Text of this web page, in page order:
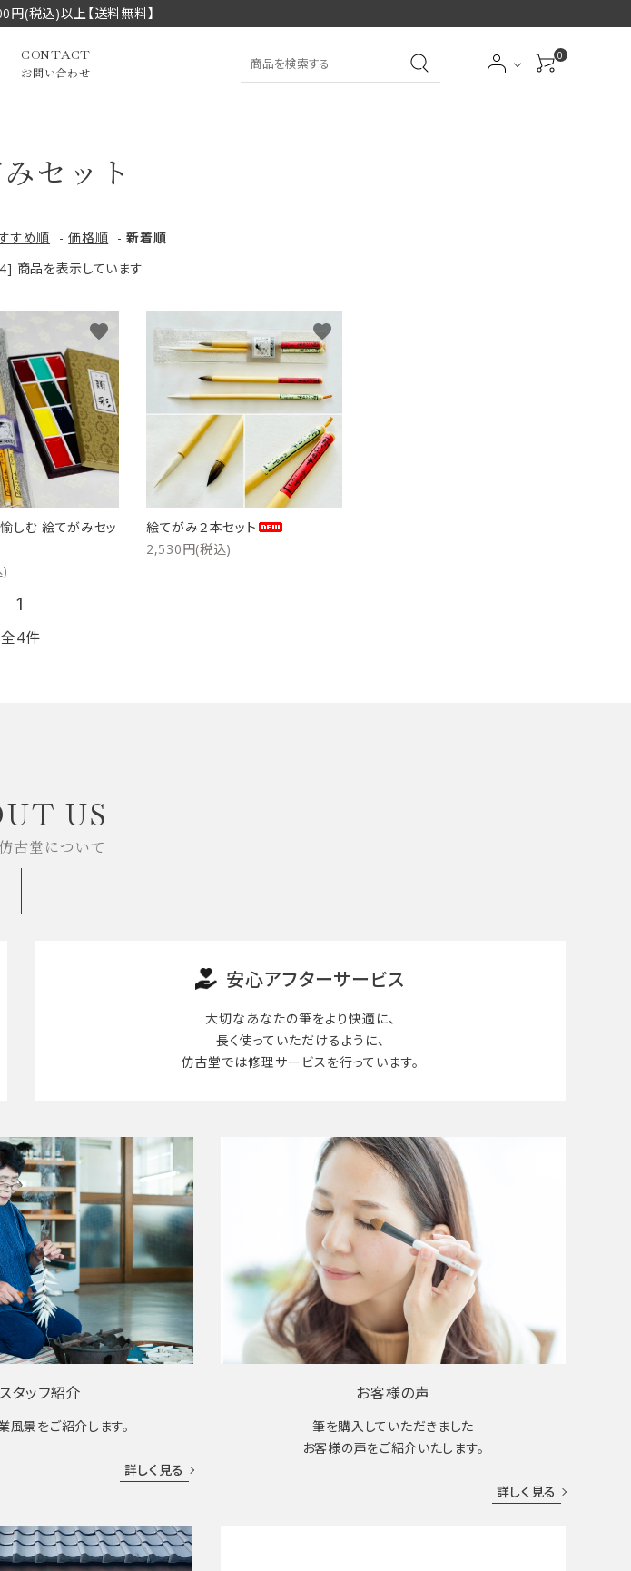
(税込)以上【送料無料】
中筆（半切・条幅以
筆
限定品・セット品
粧筆 限定品
プション・その他
漢字
画筆・絵てがみ
洗浄剤・その他
チークブラシ アイシャドーブラシ
贈り物（限定セット）
CONTACT
お問い合わせ
0
セット
すめ順 -価格順 -新着順
商品を表示しています
しむ 絵てがみセッ
favorite
絵てがみ２本セット
2,530円(税込)
favorite
1
全4件
US
古堂について
安心アフターサービス
大切なあなたの筆をより快適に、
長く使って いただけるように、
仿古堂では修理サービスを行っています。
タッフ紹介
風景をご紹介します。
詳しく見る
お客様の声
筆を購入していただきました
お客様の声をご紹介いたします。
詳しく見る